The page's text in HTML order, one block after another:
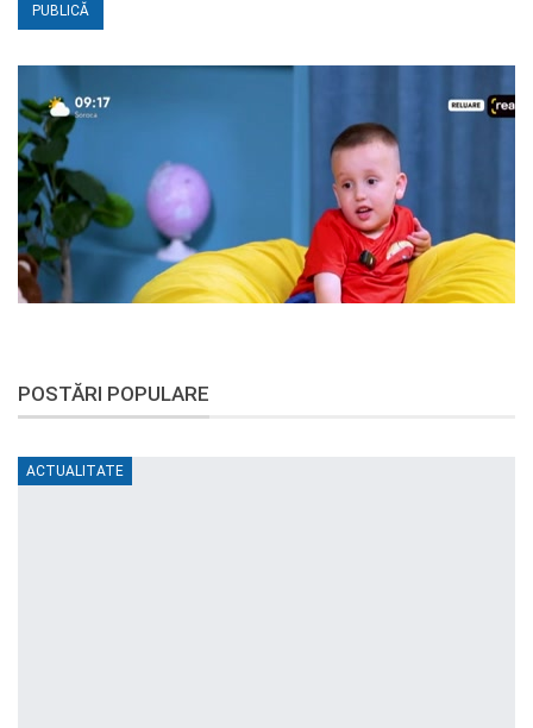
POSTĂRI POPULARE
ACTUALITATE